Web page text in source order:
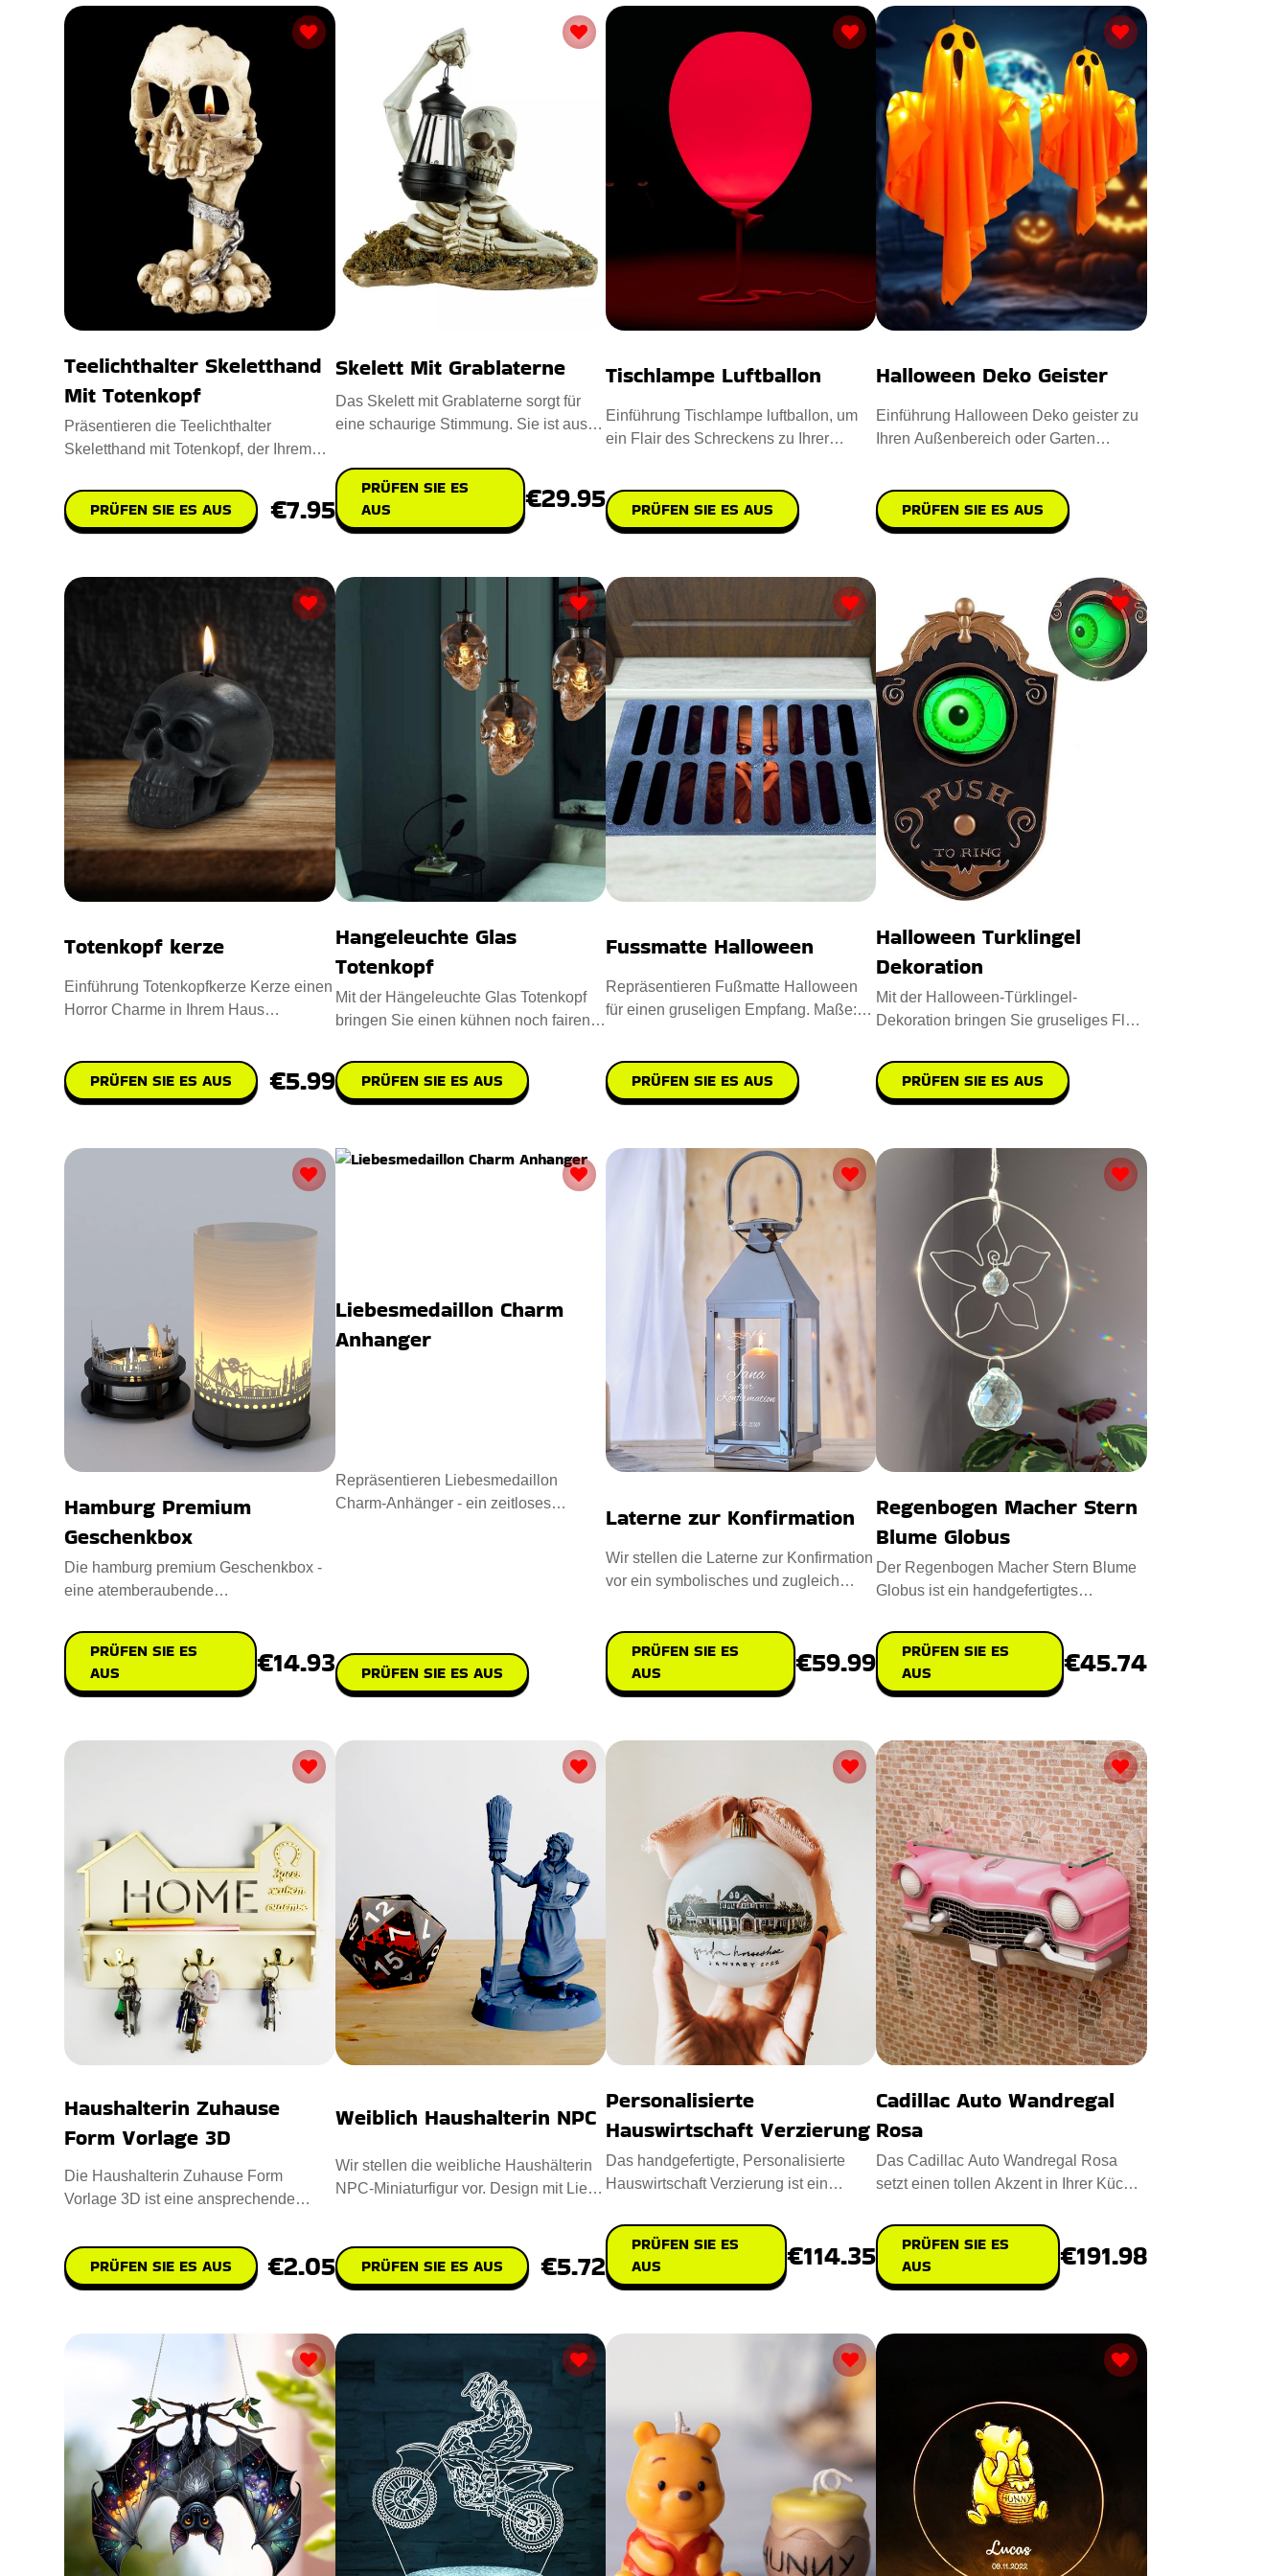
Teelichthalter Skeletthand
Mit Totenkopf
Präsentieren die Teelichthalter
Skeletthand mit Totenkopf, der Ihrem
PRÜFEN SIE ES AUS €7.95
Skelett Mit Grablaterne
Das Skelett mit Grablaterne sorgt für
eine schaurige Stimmung. Sie ist aus
PRÜFEN SIE ES
AUS
€29.95
Tischlampe Luftballon
Einführung Tischlampe luftballon, um
ein Flair des Schreckens zu Ihrer
PRÜFEN SIE ES AUS
Halloween Deko Geister
Einführung Halloween Deko geister zu
Ihren Außenbereich oder Garten
PRÜFEN SIE ES AUS
Totenkopf kerze
Einführung Totenkopfkerze Kerze einen
Horror Charme in Ihrem Haus
PRÜFEN SIE ES AUS €5.99
Hangeleuchte Glas
Totenkopf
Mit der Hängeleuchte Glas Totenkopf
bringen Sie einen kühnen noch fairen
PRÜFEN SIE ES AUS
Fussmatte Halloween
Repräsentieren Fußmatte Halloween
für einen gruseligen Empfang. Maße:
PRÜFEN SIE ES AUS
Halloween Turklingel
Dekoration
Mit der Halloween-Türklingel-
Dekoration bringen Sie gruseliges Flair
PRÜFEN SIE ES AUS
Hamburg Premium
Geschenkbox
Die hamburg premium Geschenkbox -
eine atemberaubende
Hamburger Wah
PRÜFEN SIE ES
AUS
€14.93
Liebesmedaillon Charm
Anhanger
Repräsentieren Liebesmedaillon
Charm-Anhänger - ein zeitloses
PRÜFEN SIE ES AUS
Laterne zur Konfirmation
Wir stellen die Laterne zur Konfirmation
vor ein symbolisches und zugleich
PRÜFEN SIE ES
AUS
€59.99
Regenbogen Macher Stern
Blume Globus
Der Regenbogen Macher Stern Blume
Globus ist ein handgefertigtes
PRÜFEN SIE ES
AUS
€45.74
Haushalterin Zuhause
Form Vorlage 3D
Die Haushalterin Zuhause Form
Vorlage 3D ist eine ansprechende
PRÜFEN SIE ES AUS €2.05
Weiblich Haushalterin NPC
Wir stellen die weibliche Haushälterin
NPC-Miniaturfigur vor. Design mit Liebe
PRÜFEN SIE ES AUS €5.72
Personalisierte
Hauswirtschaft Verzierung
Das handgefertigte, Personalisierte
Hauswirtschaft Verzierung ist ein
PRÜFEN SIE ES
AUS
€114.35
Cadillac Auto Wandregal
Rosa
Das Cadillac Auto Wandregal Rosa
setzt einen tollen Akzent in Ihrer Küche.
PRÜFEN SIE ES
AUS
€191.98